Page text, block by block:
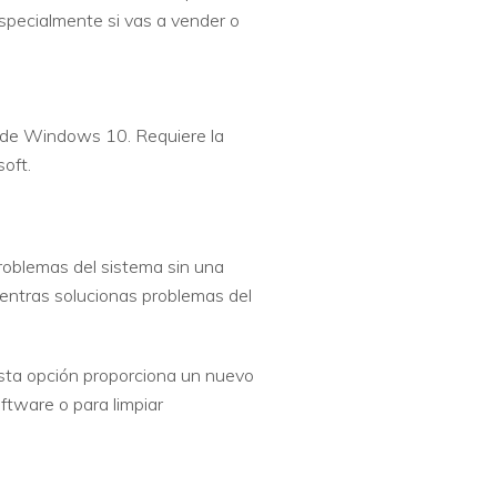
si vas a vender o
Windows 10. Requiere la
del sistema sin una
solucionas problemas del
opción proporciona un nuevo
o para limpiar